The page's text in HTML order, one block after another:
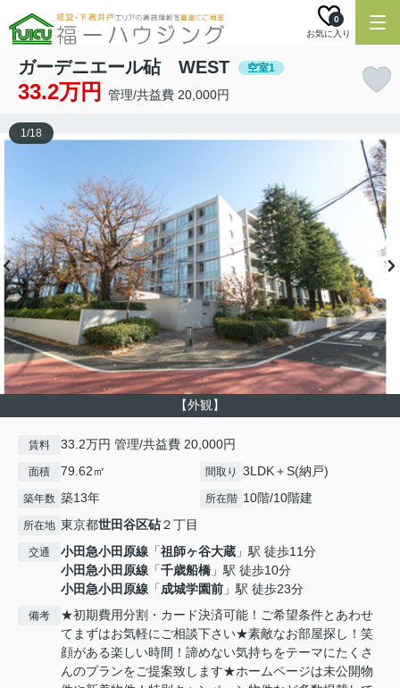
お気に入り
0
ガーデニエール砧 WEST 空室1
33.2万円 管理/共益費 20,000円
【外観】
1/18
賃料 33.2万円 管理/共益費 20,000円
面積 79.62㎡ 間取り 3LDK＋S(納戸)
築年数 築13年 所在階 10階/10階建
所在地 東京都世田谷区砧２丁目
交通 小田急小田原線 「祖師ヶ谷大蔵 」駅 徒歩11分
小田急小田原線 「千歳船橋 」駅 徒歩10分
小田急小田原線 「成城学園前 」駅 徒歩23分
備考
★初期費用分割・カード決済可能！ご希望条件とあわせ
てまずはお気軽にご相談下さい★素敵なお部屋探し！笑
顔がある楽しい時間！諦めない気持ちをテーマにたくさ
んのプランをご提案致します★ホームページは未公開物